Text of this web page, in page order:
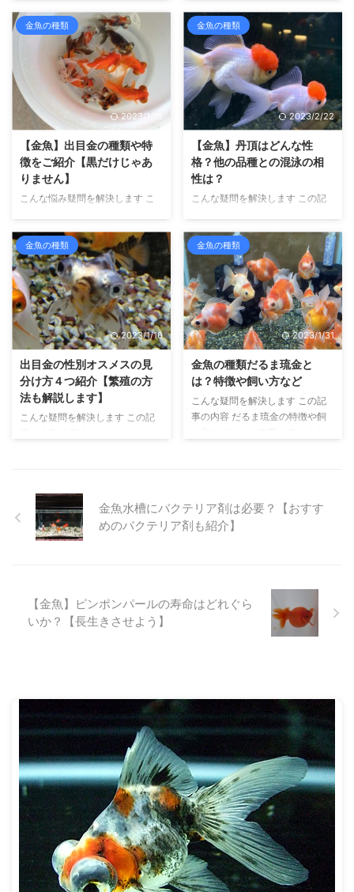
について書いています。この記事
を読むことで、オランダ獅子頭が
どんな性格をしているのか？そし
て同じ水槽で混泳させたときに相
性が良いのはどんな品種かがわか
ります こんにちは、せいじで
す。 金魚の飼育を10年以上して
います。 また、金魚のふるさと
スターの認定を受けています。
さて、金魚の品種の中では大型の
部類に入るオランダ獅子頭です
が、どんな性格をしているのでし
しょに飼育することは可能でしょ
う ...
琉金の寿命について書いていま
す。この記事を読むことで、琉金
がどれぐらい生きるのかがわかり
ます こんにちは、せいじです。
金魚のふるさと、奈良県大和郡山
市の地で生まれ育ち、金魚飼育を
10年以上しています。 そして、
大和郡山市から金魚マイスターの
の飼い方、育て方、金魚の歴史に
ついて話しをしています。 さ
て、今回は観賞用の金魚として、
もっとも有名な琉金の寿命につい
としての寿命は、最大で10年ほ
...
金魚の種類
2023/1/19
【金魚】出目金の種類や特
徴をご紹介【黒だけじゃあ
りません】
こんな悩み疑問を解決します こ
徴について書いています こんに
ちは、せいじです。 金魚の中で
もメジャーな品種である出目金。
お祭りの金魚すくいで活躍するほ
か、どこの金魚店でもだいたい置
いている、私たちにもなじみが深
い品種です。 そんな出目金の特
徴としては、なんといっても出張
った目と、黒色をしているってこ
とですよね。 ところが、実は出
目金の誕生は赤色から始まってい
ることをご存知でしたか？ ま
た、赤や黒以外にも、出目金には
金魚の種類
2023/2/22
【金魚】丹頂はどんな性
格？他の品種との混泳の相
性は？
こんな疑問を解決します この記
いています。この記事を読むこと
で丹頂の性格がわかり、そして他
の品種との混泳の相性もわかりま
す こんにちは、せいじです。 金
魚の飼育を10年以上しており、
金魚のふるさと奈良県大和郡山市
より金魚マイスターの認定を受け
ています。 さて、今回は金魚の
品種のひとつ、丹頂の性格につい
て見ていきたいと思います。 丹
頂はオランダ獅子頭と同じ体型を
もつ品種で、丹頂鶴を思わせる色
彩から、丹頂と呼ばれています。
金魚の種類
2023/1/16
出目金の性別オスメスの見
分け方４つ紹介【繁殖の方
法も解説します】
こんな疑問を解決します この記
殖を10年以上しています。 さ
て、出目金に繁殖をさせる際に必
要なのが、性別のチェックです。
お父さんとお母さんに決めるの
オスメスを見分けるためのポイン
トは、次のようになります。 出
金魚の種類
2023/1/31
金魚の種類だるま琉金と
は？特徴や飼い方など
こんな疑問を解決します この記
事の内容 だるま琉金の特徴や飼
います。 さて、金魚の種類のひ
とつにだるま琉金があります。琉
丸い体型をしているだるま琉金で
すが、その体型ゆえ飼育に注意が
必要なところがあります。 とい
うわけで、今回はだるま琉金の特
金魚水槽にバクテリア剤は必要？【おすす
めのバクテリア剤も紹介】
【金魚】ピンポンパールの寿命はどれぐら
いか？【長生きさせよう】